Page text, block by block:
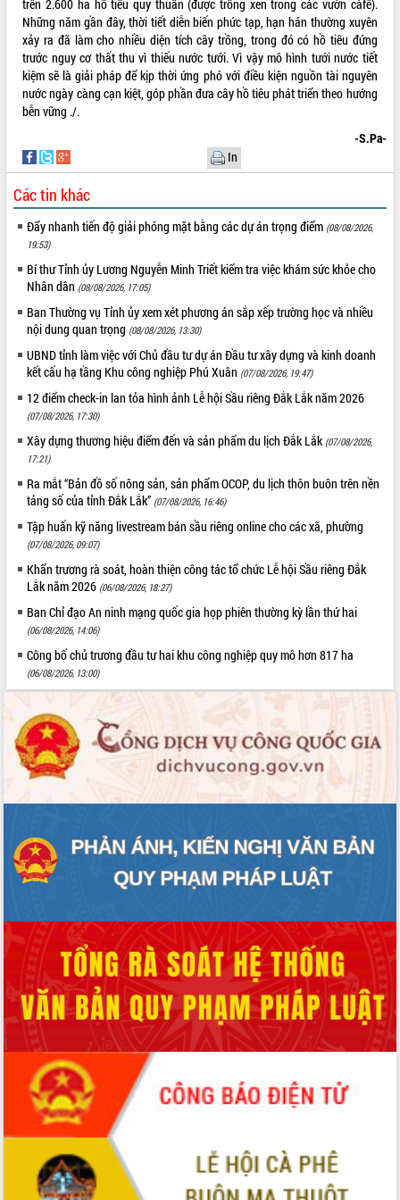
Rà soát, hoàn thiện hệ thống thiết chế
văn hóa, thể thao đáp ứng yêu cầu
phát triển mới
Thường trực HĐND tỉnh Đắk Lắk gặp
mặt Đoàn chuyên gia y tế TP. Hồ Chí
Minh
tại Nghĩa trang Liệt sĩ xã Sơn Hòa
Bàn giải pháp tháo gỡ khó khăn trong
xuất khẩu sầu riêng và triển khai quy
định EUDR
Thứ trưởng Bộ Nông nghiệp và Môi
trường Nguyễn Hoàng Hiệp khảo sát
vùng trồng và doanh nghiệp đóng gói
sầu riêng tại Đắk Lắk
Trình diễn nghệ thuật chế biến các
món ăn từ sầu riêng
Đắk Lắk công bố Quy hoạch và xúc
tiến đầu tư tỉnh
Ngành cá ngừ Đắk Lắk chủ động thích
ứng để giữ vững thị trường xuất khẩu
Diễn đàn Kinh tế tư nhân Việt Nam đột
phá cơ chế - Hợp tác công tư
cải cách hành chính tỉnh Đắk Lắk
Kết nối tour, đẩy mạnh chuyển đổi số
để phát triển du lịch Đắk Lắk
Khởi động Dự án Đầu tư xây dựng hạ
tầng kỹ thuật Cụm công nghiệp Tân
Tiến
Gặp mặt các cơ quan báo chí nhân Kỷ
niệm 101 năm Ngày Báo chí Cách
mạng Việt Nam
Đắk Lắk sơ kết 4 năm triển khai thực
hiện Đề án 06 của Chính phủ
Họp báo thông tin về Hội nghị Công bố
Quy hoạch và Xúc tiến đầu tư tỉnh Đắk
Lắk
Khơi thông điểm nghẽn, đẩy nhanh
giải ngân vốn khắc phục thiên tai
HĐND tỉnh thông qua điều chỉnh Quy
Hội thảo góp ý hồ sơ điều chỉnh quy
hoạch tỉnh Đắk Lắk thời kỳ 2021-2030,
tầm nhìn đến năm 2050
doanh nghiệp nhà nước
Hội nghị triển khai kết nối mạng
truyền số liệu chuyên dùng phục vụ cơ
quan Đảng, Nhà nước
Lễ phát động chuỗi hoạt động chung
tay làm sạch môi trường
Xã Ea Kar bước chuyển mình trong
công tác cải cách hành chính mô hình
mới
UBND tỉnh họp báo định kỳ tháng 4
năm 2026
Hội thảo khoa học “Giải pháp thúc đẩy
phát triển nền kinh tế xanh tại tỉnh
Đắk Lắk”
THỐNG KÊ TRUY CẬP
Hôm nay: 16366
trên 2.600 ha hồ tiêu quy thuần (được trồng xen trong các vườn càfê).
Những năm gần đây, thời tiết diễn biến phức tạp, hạn hán thường xuyên
xảy ra đã làm cho nhiều diện tích cây trồng, trong đó có hồ tiêu đứng
trước nguy cơ thất thu vì thiếu nước tưới. Vì vậy mô hình tưới nước tiết
kiệm sẽ là giải pháp để kịp thời ứng phó với điều kiện nguồn tài nguyên
nước ngày càng cạn kiệt, góp phần đưa cây hồ tiêu phát triển theo hướng
bễn vững ./.
-S.Pa-
In
Các tin khác
Đẩy nhanh tiến độ giải phóng mặt bằng các dự án trọng điểm (08/08/2026,
19:53)
Bí thư Tỉnh ủy Lương Nguyễn Minh Triết kiểm tra việc khám sức khỏe cho
Nhân dân (08/08/2026, 17:05)
Ban Thường vụ Tỉnh ủy xem xét phương án sắp xếp trường học và nhiều
nội dung quan trọng (08/08/2026, 13:30)
UBND tỉnh làm việc với Chủ đầu tư dự án Đầu tư xây dựng và kinh doanh
kết cấu hạ tầng Khu công nghiệp Phú Xuân (07/08/2026, 19:47)
12 điểm check-in lan tỏa hình ảnh Lễ hội Sầu riêng Đắk Lắk năm 2026
(07/08/2026, 17:30)
Xây dựng thương hiệu điểm đến và sản phẩm du lịch Đắk Lắk (07/08/2026,
17:21)
Ra mắt “Bản đồ số nông sản, sản phẩm OCOP, du lịch thôn buôn trên nền
tảng số của tỉnh Đắk Lắk” (07/08/2026, 16:46)
Tập huấn kỹ năng livestream bán sầu riêng online cho các xã, phường
(07/08/2026, 09:07)
Khẩn trương rà soát, hoàn thiện công tác tổ chức Lễ hội Sầu riêng Đắk
Lắk năm 2026 (06/08/2026, 18:27)
Ban Chỉ đạo An ninh mạng quốc gia họp phiên thường kỳ lần thứ hai
(06/08/2026, 14:06)
Công bố chủ trương đầu tư hai khu công nghiệp quy mô hơn 817 ha
(06/08/2026, 13:00)